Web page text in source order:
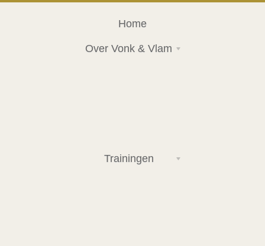
Home
Over Vonk & Vlam
Trainingen